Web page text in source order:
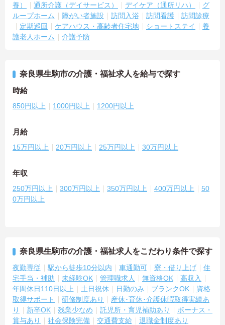
養）
通所介護（デイサービス） デイケア（通所リハ）
グ
ループホーム
障がい者施設 訪問入浴 訪問看護
訪問診療
定期巡回
ケアハウス・高齢者住宅地 ショートステイ
養
護老人ホーム
介護予防
奈良県生駒市の介護・福祉求人を給与で探す
時給
850円以上 1000円以上 1200円以上
月給
15万円以上 20万円以上 25万円以上 30万円以上
年収
250万円以上 300万円以上 350万円以上 400万円以上
50
0万円以上
奈良県生駒市の介護・福祉求人をこだわり条件で探す
夜勤専従 駅から徒歩10分以内 車通勤可 寮・借り上げ
住
宅手当・補助
未経験OK 管理職求人 無資格OK
高収入
年間休日110日以上
土日祝休 日勤のみ ブランクOK
資格
取得サポート
研修制度あり
産休･育休･介護休暇取得実績あ
り
新卒OK 残業少なめ 託児所・育児補助あり
ボーナス・
賞与あり
社会保険完備 交通費支給 退職金制度あり